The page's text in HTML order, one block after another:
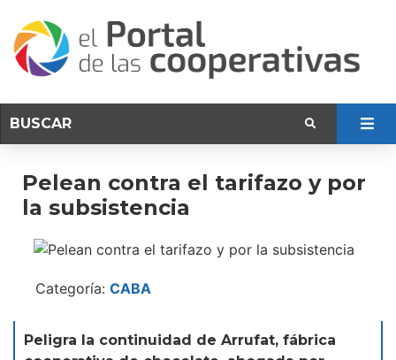
Pelean contra el tarifazo y por
la subsistencia
Categoría: CABA
Peligra la continuidad de Arrufat, fábrica